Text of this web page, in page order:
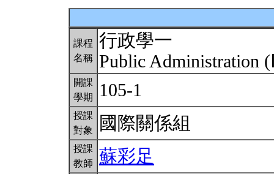
課程
名稱
行政學一
Public Administration
開課
學期
105-1
授課
對象
國際關係組
授課
教師
蘇彩足